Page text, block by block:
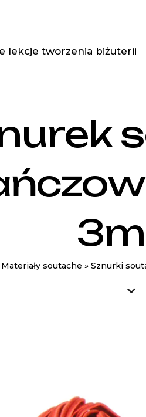
lekcje tworzenia biżuterii
Materiały soutache » Sznurki